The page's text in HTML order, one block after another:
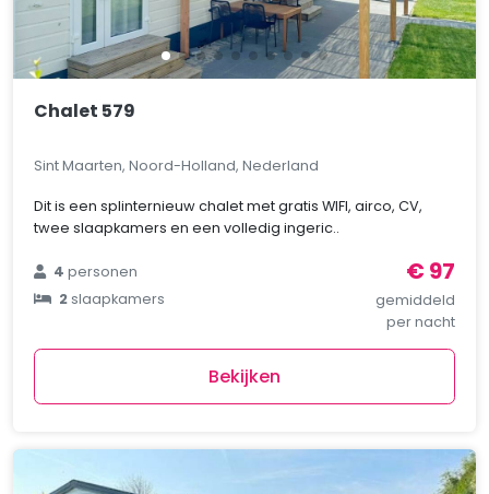
Chalet 579
Sint Maarten, Noord-Holland, Nederland
Dit is een splinternieuw chalet met gratis WIFI, airco, CV,
twee slaapkamers en een volledig ingeric..
4personen
2slaapkamers
€ 97
gemiddeld
per nacht
Bekijken